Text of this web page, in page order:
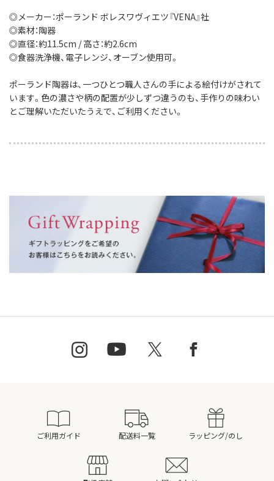
◎メーカー：ポーランド ボレスワヴィエツ『VENA』社
◎素材：陶器
◎直径：約11.5cm / 高さ：約2.6cm
◎食器洗浄機、電子レンジ、オーブン使用可。
ポーランド陶器は、一つひとつ職人さんの手による絵付けがされて
います。色の濃さや柄の配置が少しずつ違うのも、手作りの味わい
とご理解いただいたうえで、ご利用ください。
ご利用ガイド 配送料一覧 ラッピング/のし